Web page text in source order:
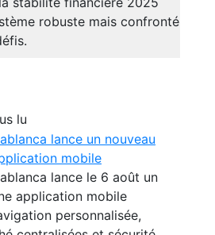
robuste mais confronté
lu
lance un nouveau
mobile
lance le 6 août un
application mobile
personnalisée,